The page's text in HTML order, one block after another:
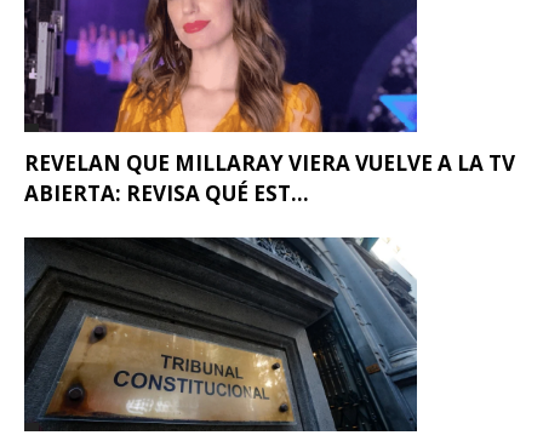
REVELAN QUE MILLARAY VIERA VUELVE A LA TV
ABIERTA: REVISA QUÉ EST...